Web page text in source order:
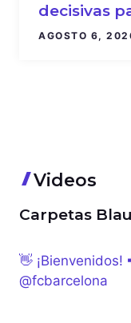
decisivas
AGOSTO 6,
Videos
Carpetas
👋
@fcbarcelona